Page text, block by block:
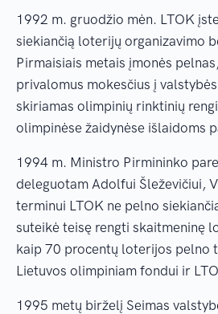
1992 m. gruodžio mėn. LTOK
siekiančią loterijų organizavimo
Pirmaisiais metais įmonės
privalomus mokesčius į
skiriamas olimpinių rinktinių
olimpinėse žaidynėse išlaidoms
1994 m. Ministro Pirmininko
deleguotam Adolfui Šleževičiui,
terminui LTOK ne pelno
suteikė teisę rengti skaitmeninę
kaip 70 procentų loterijos pelno
Lietuvos olimpiniam fondui ir
1995 metų birželį Seimas